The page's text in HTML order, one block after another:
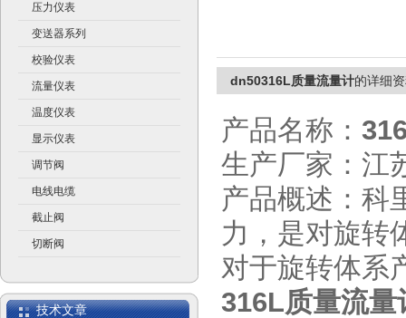
压力仪表
变送器系列
校验仪表
流量仪表
温度仪表
显示仪表
调节阀
电线电缆
截止阀
切断阀
技术文章
dn50316L质量流量计的详细
产品名称：
生产厂家：江
产品概述：科
力，是对旋转
对于旋转体系
316L质量流量